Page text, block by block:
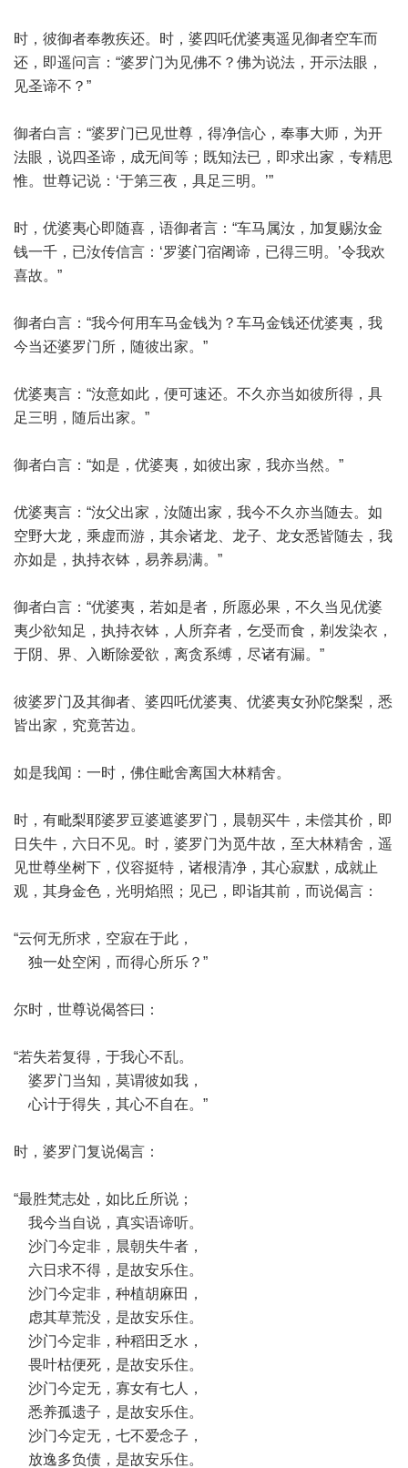
时，彼御者奉教疾还。时，婆四吒优婆夷遥见御者空车而
还，即遥问言：“婆罗门为见佛不？佛为说法，开示法眼，
见圣谛不？”
御者白言：“婆罗门已见世尊，得净信心，奉事大师，为开
法眼，说四圣谛，成无间等；既知法已，即求出家，专精思
惟。世尊记说：‘于第三夜，具足三明。’”
时，优婆夷心即随喜，语御者言：“车马属汝，加复赐汝金
钱一千，已汝传信言：‘罗婆门宿阇谛，已得三明。’令我欢
喜故。”
御者白言：“我今何用车马金钱为？车马金钱还优婆夷，我
今当还婆罗门所，随彼出家。”
优婆夷言：“汝意如此，便可速还。不久亦当如彼所得，具
足三明，随后出家。”
御者白言：“如是，优婆夷，如彼出家，我亦当然。”
优婆夷言：“汝父出家，汝随出家，我今不久亦当随去。如
空野大龙，乘虚而游，其余诸龙、龙子、龙女悉皆随去，我
亦如是，执持衣钵，易养易满。”
御者白言：“优婆夷，若如是者，所愿必果，不久当见优婆
夷少欲知足，执持衣钵，人所弃者，乞受而食，剃发染衣，
于阴、界、入断除爱欲，离贪系缚，尽诸有漏。”
彼婆罗门及其御者、婆四吒优婆夷、优婆夷女孙陀槃梨，悉
皆出家，究竟苦边。
如是我闻：一时，佛住毗舍离国大林精舍。
时，有毗梨耶婆罗豆婆遮婆罗门，晨朝买牛，未偿其价，即
日失牛，六日不见。时，婆罗门为觅牛故，至大林精舍，遥
见世尊坐树下，仪容挺特，诸根清净，其心寂默，成就止
观，其身金色，光明焰照；见已，即诣其前，而说偈言：
“云何无所求，空寂在于此，
独一处空闲，而得心所乐？”
尔时，世尊说偈答曰：
“若失若复得，于我心不乱。
婆罗门当知，莫谓彼如我，
心计于得失，其心不自在。”
时，婆罗门复说偈言：
“最胜梵志处，如比丘所说；
我今当自说，真实语谛听。
沙门今定非，晨朝失牛者，
六日求不得，是故安乐住。
沙门今定非，种植胡麻田，
虑其草荒没，是故安乐住。
沙门今定非，种稻田乏水，
畏叶枯便死，是故安乐住。
沙门今定无，寡女有七人，
悉养孤遗子，是故安乐住。
沙门今定无，七不爱念子，
放逸多负债，是故安乐住。